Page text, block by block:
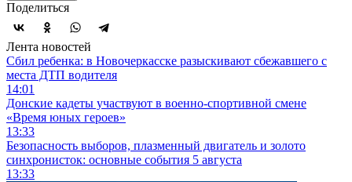
Поделиться
Лента новостей
Сбил ребенка: в Новочеркасске разыскивают сбежавшего с
места ДТП водителя
14:01
Донские кадеты участвуют в военно-спортивной смене
«Время юных героев»
13:33
Безопасность выборов, плазменный двигатель и золото
синхронисток: основные события 5 августа
13:33